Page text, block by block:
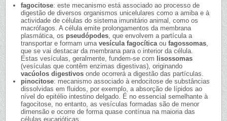
fagocitose: este mecanismo está associado ao processo de
digestão de diversos organismos unicelulares como a amiba e à
actividade de células do sistema imunitário animal, como os
macrófagos. A célula emite prolongamentos da membrana
plasmática, os pseudópodes, que envolvem a partícula a
transportar e formam uma vesícula fagocíticaou fagossomas,
que se vai destacar da membrana para o interior da célula.
Estas vesículas, geralmente, fundem-se com
lisossomas
(vesículas que contêm enzimas digestivas), originando
vacúolos digestivos onde ocorrerá a digestão das partículas.
pinocitose: mecanismo associado à endocitose de substâncias
dissolvidas em fluidos, por exemplo, a absorção de lípidos ao
nível do epitélio intestino delgado. É no essencial semelhante à
fagocitose, no entanto, as vesículas formadas são de menor
dimensão e ocorre de forma quase contínua na maioria das
células eucarióticas.